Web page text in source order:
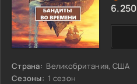
Страна: Великобритания, США
Сезоны: 1 сезон
6.250